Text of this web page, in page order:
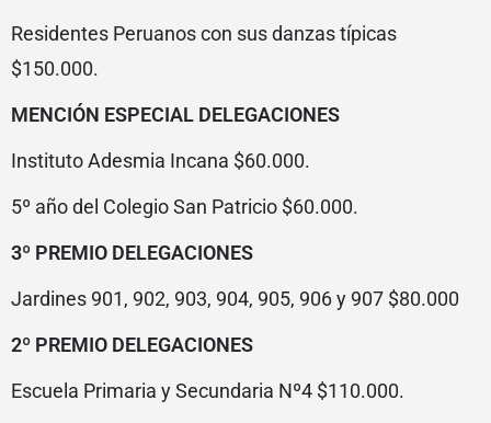
Residentes Peruanos con sus danzas típicas
$150.000.
MENCIÓN ESPECIAL DELEGACIONES
Instituto Adesmia Incana $60.000.
5º año del Colegio San Patricio $60.000.
3º PREMIO DELEGACIONES
Jardines 901, 902, 903, 904, 905, 906 y 907 $80.000
2º PREMIO DELEGACIONES
Escuela Primaria y Secundaria Nº4 $110.000.